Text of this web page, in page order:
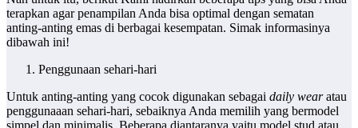
terapkan agar penampilan Anda bisa optimal dengan sematan
anting-anting emas di berbagai kesempatan. Simak informasinya
dibawah ini!
Penggunaan sehari-hari
Untuk anting-anting yang cocok digunakan sebagai daily wearatau
penggunaaan sehari-hari, sebaiknya Anda memilih yang bermodel
simpel dan minimalis. Beberapa diantaranya yaitu model stud atau